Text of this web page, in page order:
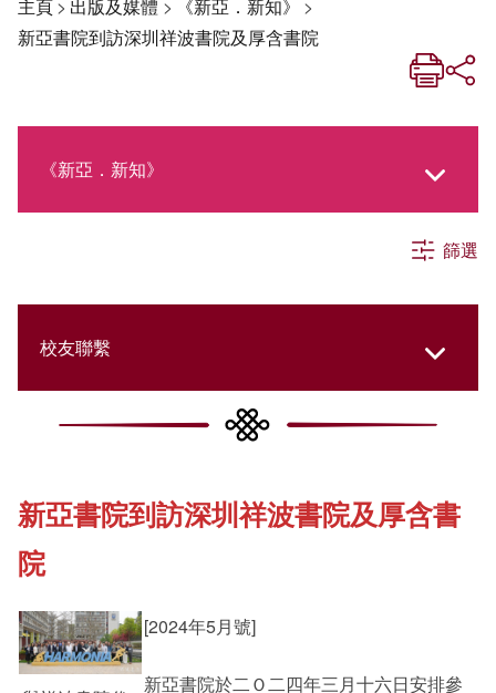
主頁> 出版及媒體 > 《新亞．新知》 >
新亞書院到訪深圳祥波書院及厚含書院
《新亞．新知》
社交媒體專欄
《新亞簡訊》
《新亞書院概覽》
新亞影集
篩選
校友聯繫
College Updates
Cultural Topics
Student Development
新亞書院到訪深圳祥波書院及厚含書
院
[2024年5月號]
新亞書院於二Ｏ二四年三月十六日安排參